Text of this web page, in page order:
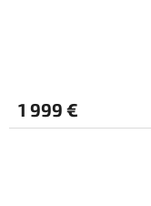
1 999 €